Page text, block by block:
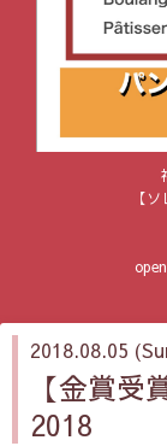
【
2018.08.05
【金賞受
2018